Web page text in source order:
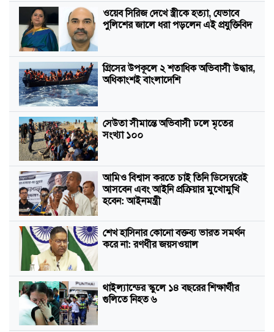
ওয়েব সিরিজ দেখে স্ত্রীকে হত্যা, যেভাবে
পুলিশের জালে ধরা পড়লেন এই প্রযুক্তিবিদ
গ্রিসের উপকূলে ২ শতাধিক অভিবাসী উদ্ধার,
অধিকাংশই বাংলাদেশি
সেউতা সীমান্তে অভিবাসী ঢলে মৃতের
সংখ্যা ১০০
আমিও বিশ্বাস করতে চাই তিনি ডিসেম্বরেই
আসবেন এবং আইনি প্রক্রিয়ার মুখোমুখি
হবেন: আইনমন্ত্রী
শেখ হাসিনার কোনো বক্তব্য ভারত সমর্থন
করে না: রণধীর জয়সওয়াল
থাইল্যান্ডের স্কুলে ১৪ বছরের শিক্ষার্থীর
গুলিতে নিহত ৬